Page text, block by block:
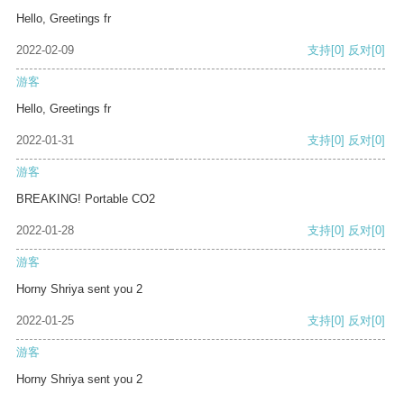
Hello, Greetings fr
2022-02-09 支持[0] 反对[0]
游客
Hello, Greetings fr
2022-01-31 支持[0] 反对[0]
游客
BREAKING! Portable CO2
2022-01-28 支持[0] 反对[0]
游客
Horny Shriya sent you 2
2022-01-25 支持[0] 反对[0]
游客
Horny Shriya sent you 2